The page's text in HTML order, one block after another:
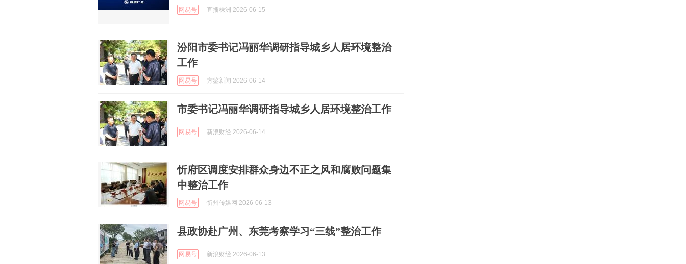
网易号 直播株洲 2026-06-15
汾阳市委书记冯丽华调研指导城乡人居环境整治
工作
网易号 方鉴新闻 2026-06-14
市委书记冯丽华调研指导城乡人居环境整治工作
网易号 新浪财经 2026-06-14
忻府区调度安排群众身边不正之风和腐败问题集
中整治工作
网易号 忻州传媒网 2026-06-13
县政协赴广州、东莞考察学习“三线”整治工作
网易号 新浪财经 2026-06-13